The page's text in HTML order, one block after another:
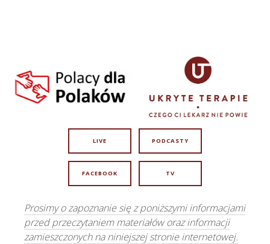
LIVE PODCASTY
FACEBOOK TV
Prosimy o zapoznanie się z poniższymi informacjami
przed przeczytaniem materiałów oraz informacji
zamieszczonych na niniejszej stronie internetowej.